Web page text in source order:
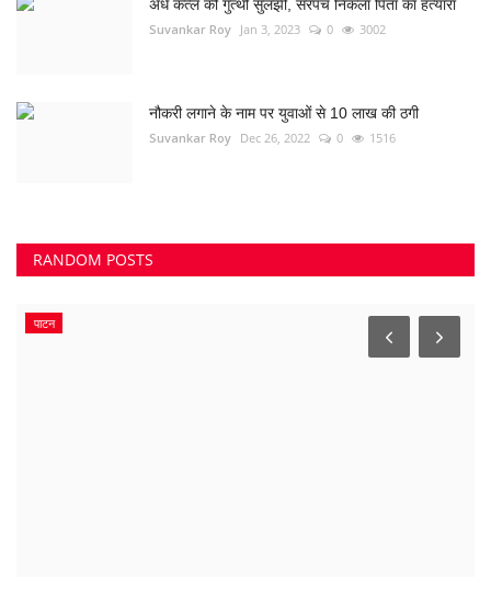
अंधे कत्ल की गुत्थी सुलझी, सरपंच निकला पिता का हत्यारा
Suvankar Roy Jan 3, 2023 0 3002
नौकरी लगाने के नाम पर युवाओं से 10 लाख की ठगी
Suvankar Roy Dec 26, 2022 0 1516
RANDOM POSTS
पाटन